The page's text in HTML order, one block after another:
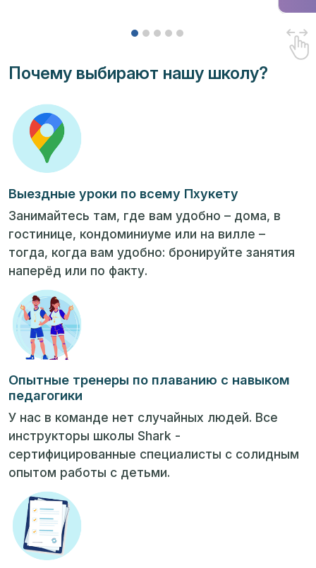
Почему выбирают нашу школу?
Выездные уроки по всему Пхукету
Занимайтесь там, где вам удобно – дома, в
гостинице, кондоминиуме или на вилле –
тогда, когда вам удобно: бронируйте занятия
наперёд или по факту.
Опытные тренеры по плаванию с навыком
педагогики
У нас в команде нет случайных людей. Все
инструкторы школы Shark -
сертифицированные специалисты с солидным
опытом работы с детьми.